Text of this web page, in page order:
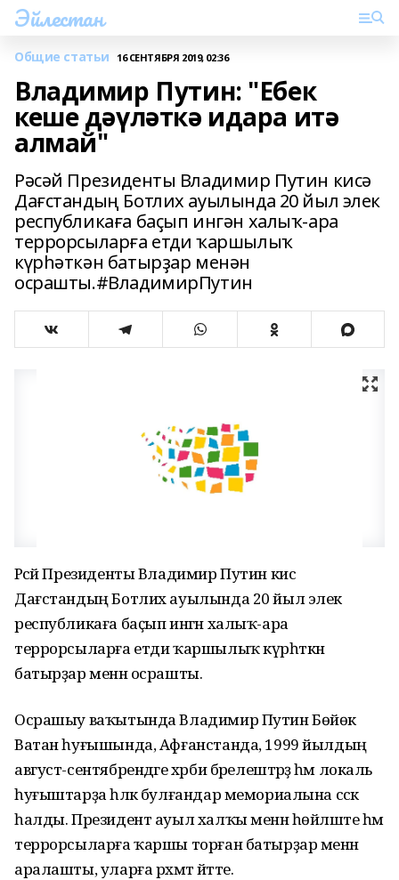
Эйлестан
Общие статьи 16 СЕНТЯБРЯ 2019, 02:36
Владимир Путин: "Ебек
кеше дәүләткә идара итә
алмай"
Рәсәй Президенты Владимир Путин кисә
Дағстандың Ботлих ауылында 20 йыл элек
республикаға баҫып ингән халыҡ-ара
террорсыларға етди ҡаршылыҡ
күрһәткән батырҙар менән
осрашты.#ВладимирПутин
Рәсәй Президенты Владимир Путин кисә
Дағстандың Ботлих ауылында 20 йыл элек
республикаға баҫып ингән халыҡ-ара
террорсыларға етди ҡаршылыҡ күрһәткән
батырҙар менән осрашты.
Осрашыу ваҡытында Владимир Путин Бөйөк
Ватан һуғышында, Афғанстанда, 1999 йылдың
август-сентябрендәге хәрби бәрелештәрҙә һәм локаль
һуғыштарҙа һәләк булғандар мемориалына сәскә
һалды. Президент ауыл халҡы менән һөйләште һәм
террорсыларға ҡаршы торған батырҙар менән
аралашты, уларға рәхмәт әйтте.